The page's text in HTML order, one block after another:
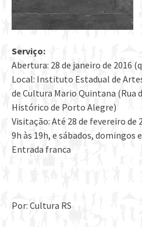
Serviço:
Abertura: 28 de janeiro de 2016
Local: Instituto Estadual de Artes
de Cultura Mario Quintana (Rua
Histórico de Porto Alegre)
Visitação: Até 28 de fevereiro de
9h às 19h, e sábados, domingos
Entrada franca
Por: Cultura RS